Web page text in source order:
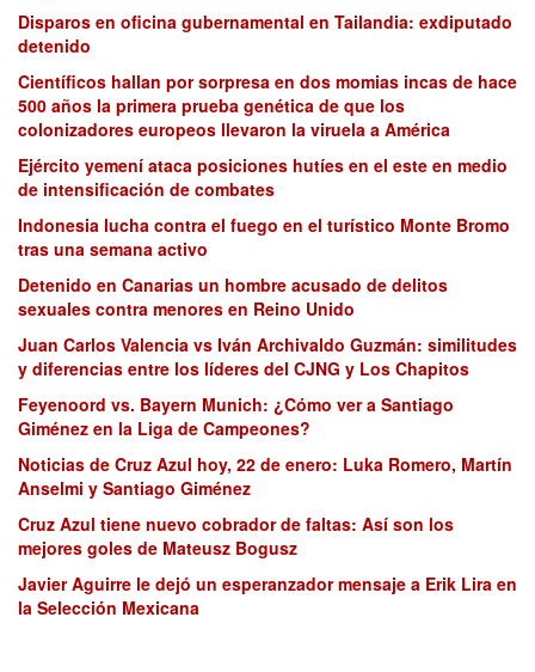
Disparos en oficina gubernamental en Tailandia: exdiputado
detenido
Científicos hallan por sorpresa en dos momias incas de hace
500 años la primera prueba genética de que los
colonizadores europeos llevaron la viruela a América
Ejército yemení ataca posiciones hutíes en el este en medio
de intensificación de combates
Indonesia lucha contra el fuego en el turístico Monte Bromo
tras una semana activo
Detenido en Canarias un hombre acusado de delitos
sexuales contra menores en Reino Unido
Juan Carlos Valencia vs Iván Archivaldo Guzmán: similitudes
y diferencias entre los líderes del CJNG y Los Chapitos
Feyenoord vs. Bayern Munich: ¿Cómo ver a Santiago
Giménez en la Liga de Campeones?
Noticias de Cruz Azul hoy, 22 de enero: Luka Romero, Martín
Anselmi y Santiago Giménez
Cruz Azul tiene nuevo cobrador de faltas: Así son los
mejores goles de Mateusz Bogusz
Javier Aguirre le dejó un esperanzador mensaje a Erik Lira en
la Selección Mexicana